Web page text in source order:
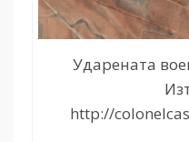
Ударената
http://